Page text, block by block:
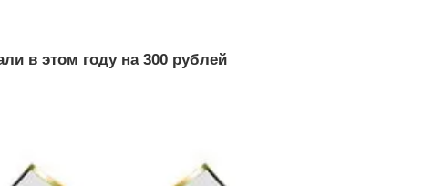
в этом году на 300 рублей